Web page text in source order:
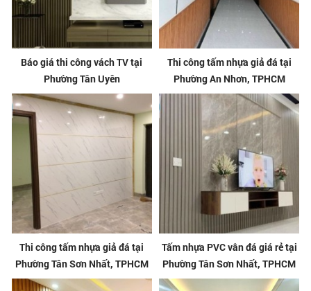
Báo giá thi công vách TV tại
Phường Tân Uyên
Thi công tấm nhựa giả đá tại
Phường An Nhơn, TPHCM
Thi công tấm nhựa giả đá tại
Phường Tân Sơn Nhất, TPHCM
Tấm nhựa PVC vân đá giá rẻ tại
Phường Tân Sơn Nhất, TPHCM